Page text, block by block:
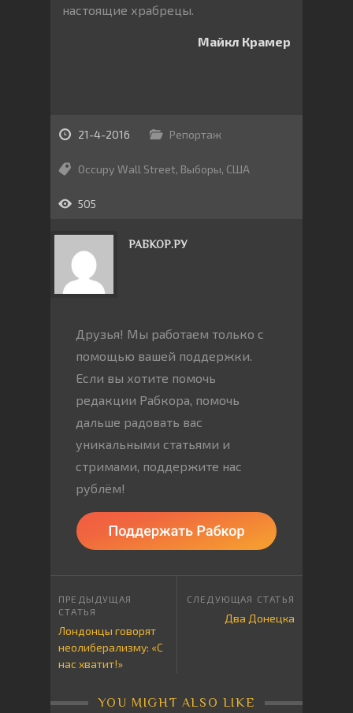
настоящие храбрецы.
Майкл Крамер
21-4-2016 Репортаж
Occupy Wall Street, Выборы, США
505
РАБКОР.РУ
Друзья! Мы работаем только с
помощью вашей поддержки.
Если вы хотите помочь
редакции Рабкора, помочь
дальше радовать вас
уникальными статьями и
стримами, поддержите нас
рублём!
Лондонцы говорят
неолиберализму: «С
нас хватит!»
Два Донецка
YOU MIGHT ALSO LIKE